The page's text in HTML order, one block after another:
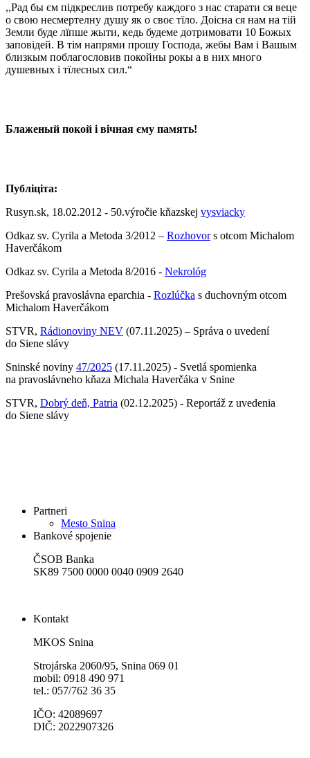
,,Рад бы єм підкреслив потребу каждого з нас старати ся веце
о свою несмертелну душу як о своє тїло. Доісна ся нам на тій
Земли буде лїпше жыти, кедь будеме дотримовати 10 Божых
заповідей. В тім напрями прошу Господа, жебы Вам і Вашым
близкым поблагословив покойны рокы а в них много
душевных і тїлесных сил.“
Блаженый покой i вічная єму память!
Публіціта:
Rusyn.sk, 18.02.2012 - 50.výročie kňazskej vysviacky
Odkaz sv. Cyrila a Metoda 3/2012 – Rozhovors otcom Michalom
Haverčákom
Odkaz sv. Cyrila a Metoda 8/2016 - Nekrológ
Prešovská pravoslávna eparchia - Rozlúčka s duchovným otcom
Michalom Haverčákom
STVR, Rádionoviny NEV (07.11.2025) – Správa o uvedení
do Siene slávy
Sninské noviny 47/2025 (17.11.2025) - Svetlá spomienka
na pravoslávneho kňaza Michala Haverčáka v Snine
STVR, Dobrý deň, Patria (02.12.2025) - Reportáž z uvedenia
do Siene slávy
Partneri
Mesto Snina
Bankové spojenie
ČSOB Banka
SK89 7500 0000 0040 0909 2640
Kontakt
MKOS Snina
Strojárska 2060/95, Snina 069 01
mobil: 0918 490 971
tel.: 057/762 36 35
IČO: 42089697
DIČ: 2022907326